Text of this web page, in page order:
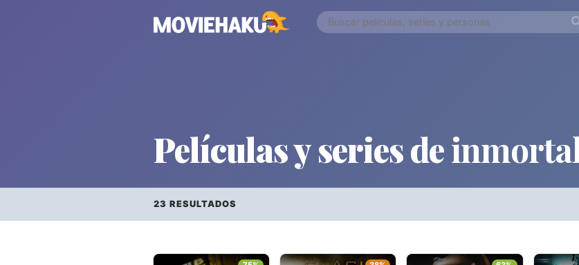
Películas y series de
23 RESULTADOS
×
Todo Géneros Países Desde...